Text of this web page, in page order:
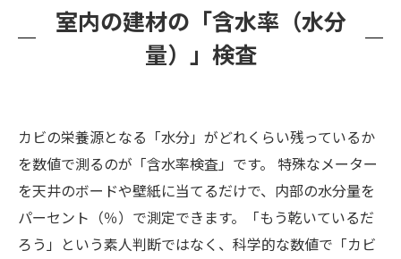
室内の建材の「含水率（水分
量）」検査
カビの栄養源となる「水分」がどれくらい残っているか
を数値で測るのが「含水率検査」です。 特殊なメーター
を天井のボードや壁紙に当てるだけで、内部の水分量を
パーセント（％）で測定できます。「もう乾いているだ
ろう」という素人判断ではなく、科学的な数値で「カビ